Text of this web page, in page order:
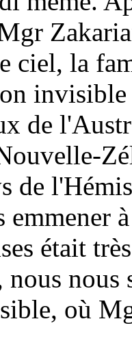
ciel, la
de
de
emmener
était
nous
où